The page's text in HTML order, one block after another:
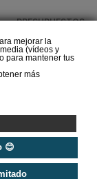
mejorar la
(vídeos y
para mantener tus
más
😊
PRESUPUESTOS